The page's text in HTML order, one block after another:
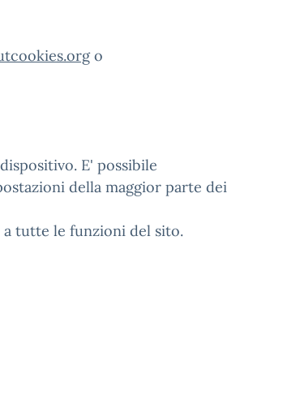
o
E' possibile
della maggior parte dei
a tutte le funzioni del sito.